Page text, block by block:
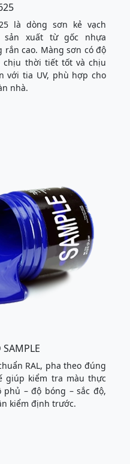
là dòng sơn kẻ vạch
sản xuất từ gốc nhựa
rắn cao. Màng sơn có độ
chịu thời tiết tốt và chịu
với tia UV, phù hợp cho
nhà.
RAL, pha theo đúng
giúp kiểm tra màu thực
– độ bóng – sắc độ,
kiểm định trước.